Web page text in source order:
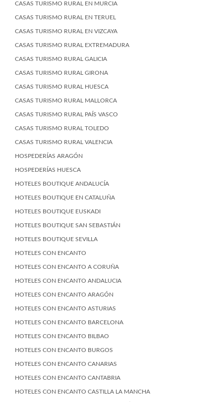
CASAS TURISMO RURAL EN MURCIA
CASAS TURISMO RURAL EN TERUEL
CASAS TURISMO RURAL EN VIZCAYA
CASAS TURISMO RURAL EXTREMADURA
CASAS TURISMO RURAL GALICIA
CASAS TURISMO RURAL GIRONA
CASAS TURISMO RURAL HUESCA
CASAS TURISMO RURAL MALLORCA
CASAS TURISMO RURAL PAÍS VASCO
CASAS TURISMO RURAL TOLEDO
CASAS TURISMO RURAL VALENCIA
HOSPEDERÍAS ARAGÓN
HOSPEDERÍAS HUESCA
HOTELES BOUTIQUE ANDALUCÍA
HOTELES BOUTIQUE EN CATALUÑA
HOTELES BOUTIQUE EUSKADI
HOTELES BOUTIQUE SAN SEBASTIÁN
HOTELES BOUTIQUE SEVILLA
HOTELES CON ENCANTO
HOTELES CON ENCANTO A CORUÑA
HOTELES CON ENCANTO ANDALUCIA
HOTELES CON ENCANTO ARAGÓN
HOTELES CON ENCANTO ASTURIAS
HOTELES CON ENCANTO BARCELONA
HOTELES CON ENCANTO BILBAO
HOTELES CON ENCANTO BURGOS
HOTELES CON ENCANTO CANARIAS
HOTELES CON ENCANTO CANTABRIA
HOTELES CON ENCANTO CASTILLA LA MANCHA